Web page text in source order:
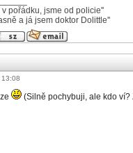
v pořádku, jsme od policie''
a já jsem doktor Dolittle''
(Silně pochybuji, ale kdo